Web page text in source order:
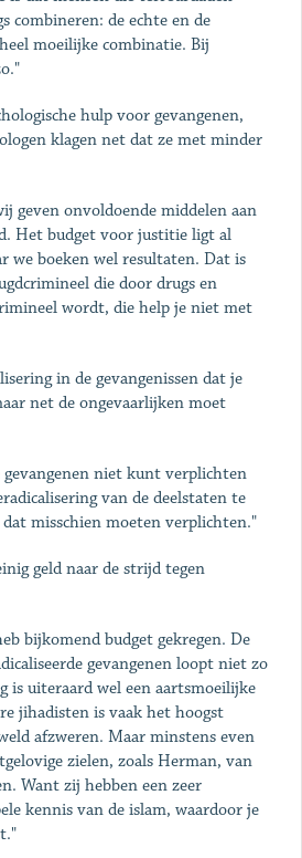
combineren: de echte en de
moeilijke combinatie. Bij
hulp voor gevangenen,
klagen net dat ze met minder
geven onvoldoende middelen aan
Het budget voor justitie ligt al
we boeken wel resultaten. Dat is
die door drugs en
wordt, die help je niet met
in de gevangenissen dat je
net de ongevaarlijken moet
gevangenen niet kunt verplichten
van de deelstaten te
misschien moeten verplichten."
geld naar de strijd tegen
bijkomend budget gekregen. De
gevangenen loopt niet zo
is uiteraard wel een aartsmoeilijke
jihadisten is vaak het hoogst
afzweren. Maar minstens even
zielen, zoals Herman, van
Want zij hebben een zeer
kennis van de islam, waardoor je